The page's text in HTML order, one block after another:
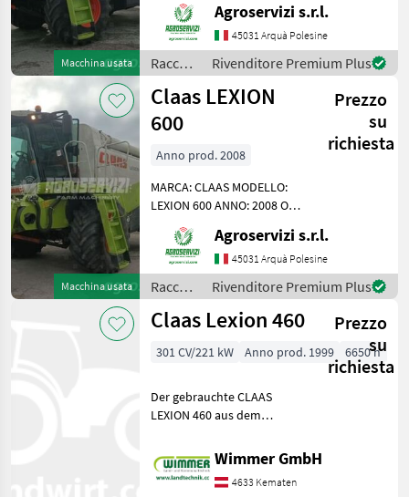
Macchina usata
DI TREBBIATURA: IBRIDO A
DUE ROTORI POTENZA: 394
CV ORE DI LAVORO: 6925
PNEUMATICI POSTERIORI:
Agroservizi s.r.l.
45031 Arquà Polesine
Raccolto
agricolo
/ Claas
Rivenditore Premium Plus
Macchina usata
Claas LEXION
600
Prezzo
su
richiesta
Anno prod. 2008
MARCA: CLAAS MODELLO:
LEXION 600 ANNO: 2008 ORE
4100 SISTEMI DI
TREBBIATURA: IBRIDO A
DUE ROTORI POTENZA: 530
CV ORE DI LAVORO: 6704
PNEUMATICI
Agroservizi s.r.l.
45031 Arquà Polesine
Raccolto
agricolo
/ Claas
Rivenditore Premium Plus
Claas Lexion 460
Prezzo
su
richiesta
301 CV/221 kW Anno prod. 1999 6650 h
Der gebrauchte CLAAS
LEXION 460 aus dem
leistungsstarker und
bewährter Mähdrescher für
professionelle
Wimmer GmbH
4633 Kematen